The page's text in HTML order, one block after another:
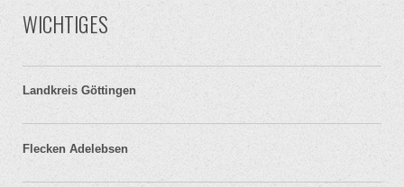
WICHTIGES
Landkreis Göttingen
Flecken Adelebsen